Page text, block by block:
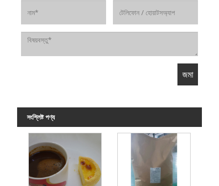
সংশ্লিষ্ট পণ্য